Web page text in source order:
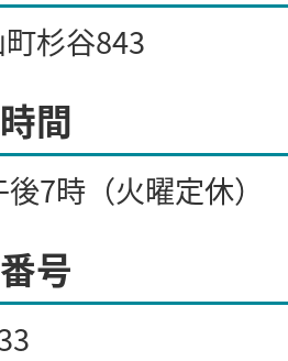
杉谷843
間
7時（火曜定休）
号